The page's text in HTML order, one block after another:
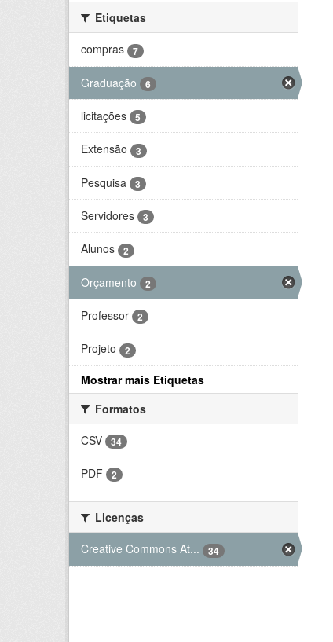
Etiquetas
compras
7
Graduação 6
licitações 5
Extensão 3
Pesquisa 3
Servidores 3
Alunos 2
Orçamento 2
Professor 2
Projeto 2
Mostrar mais Etiquetas
Formatos
CSV
34
PDF 2
Licenças
Creative Commons At...
34